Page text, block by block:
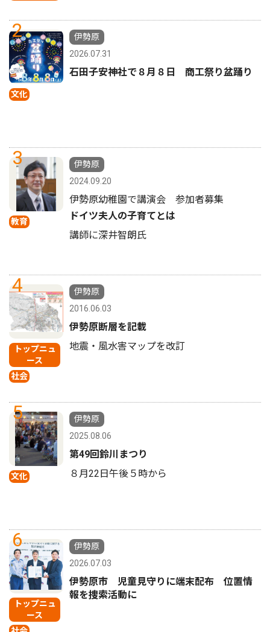
2
文化
伊勢原
2026.07.31
石田子安神社で８月８日 商工祭り盆踊り
3
教育
伊勢原
2024.09.20
伊勢原幼稚園で講演会 参加者募集
ドイツ夫人の子育てとは
講師に深井智朗氏
4
トップニュ
ース
社会
伊勢原
2016.06.03
伊勢原断層を記載
地震・風水害マップを改訂
5
文化
伊勢原
2025.08.06
第49回鈴川まつり
８月22日午後５時から
6
トップニュ
ース
伊勢原
2026.07.03
伊勢原市 児童見守りに端末配布 位置情
報を捜索活動に